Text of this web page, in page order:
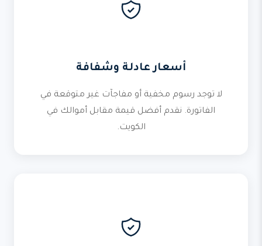
أسعار عادلة وشفافة
لا توجد رسوم مخفية أو مفاجآت غير متوقعة في
الفاتورة. نقدم أفضل قيمة مقابل أموالك في
الكويت.